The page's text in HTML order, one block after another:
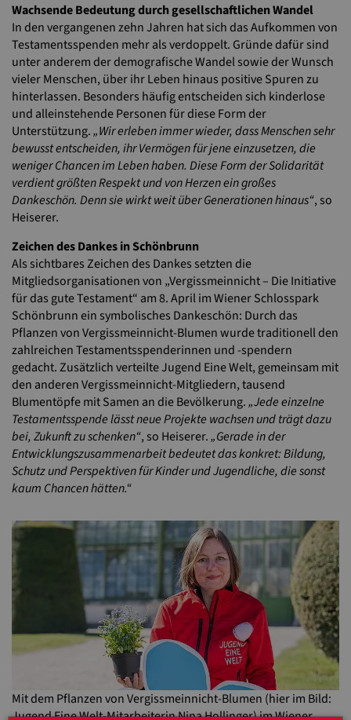
Wachsende Bedeutung durch gesellschaftlichen Wandel
In den vergangenen zehn Jahren hat sich das Aufkommen von
Testamentsspenden mehr als verdoppelt. Gründe dafür sind
unter anderem der demografische Wandel sowie der Wunsch
vieler Menschen, über ihr Leben hinaus positive Spuren zu
hinterlassen. Besonders häufig entscheiden sich kinderlose
und alleinstehende Personen für diese Form der
Unterstützung.„Wir erleben immer wieder, dass Menschen sehr
bewusst entscheiden, ihr Vermögen für jene einzusetzen, die
weniger Chancen im Leben haben. Diese Form der Solidarität
verdient größten Respekt und von Herzen ein großes
Dankeschön. Denn sie wirkt weit über Generationen hinaus“, so
Heiserer.
Zeichen des Dankes in Schönbrunn
Als sichtbares Zeichen des Dankes setzten die
Mitgliedsorganisationen von „Vergissmeinnicht – Die Initiative
für das gute Testament“ am 8. April im Wiener Schlosspark
Schönbrunn ein symbolisches Dankeschön: Durch das
Pflanzen von Vergissmeinnicht-Blumen wurde traditionell den
zahlreichen Testamentsspenderinnen und -spendern
gedacht. Zusätzlich verteilte Jugend Eine Welt, gemeinsam mit
den anderen Vergissmeinnicht-Mitgliedern, tausend
Blumentöpfe mit Samen an die Bevölkerung.„Jede einzelne
Testamentsspende lässt neue Projekte wachsen und trägt dazu
bei, Zukunft zu schenken“, so Heiserer.„Gerade in der
Entwicklungszusammenarbeit bedeutet das konkret: Bildung,
Schutz und Perspektiven für Kinder und Jugendliche, die sonst
kaum Chancen hätten.“
Mit dem Pflanzen von Vergissmeinnicht-Blumen (hier im Bild:
Jugend Eine Welt-Mitarbeiterin Nina Hollinger) im Wiener